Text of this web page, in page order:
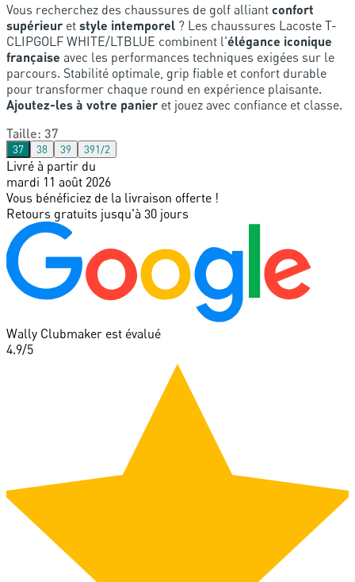
Vous recherchez des chaussures de golf alliant confort
supérieur et style intemporel ? Les chaussures Lacoste T-
CLIPGOLF WHITE/LTBLUE combinent l'élégance iconique
française avec les performances techniques exigées sur le
parcours. Stabilité optimale, grip fiable et confort durable
pour transformer chaque round en expérience plaisante.
Ajoutez-les à votre panier et jouez avec confiance et classe.
Taille: 37
37 38 39 391/2
Livré à partir du
mardi 11 août 2026
Vous bénéficiez de la livraison offerte !
Retours gratuits jusqu'à 30 jours
Wally Clubmaker est évalué
4.9/5